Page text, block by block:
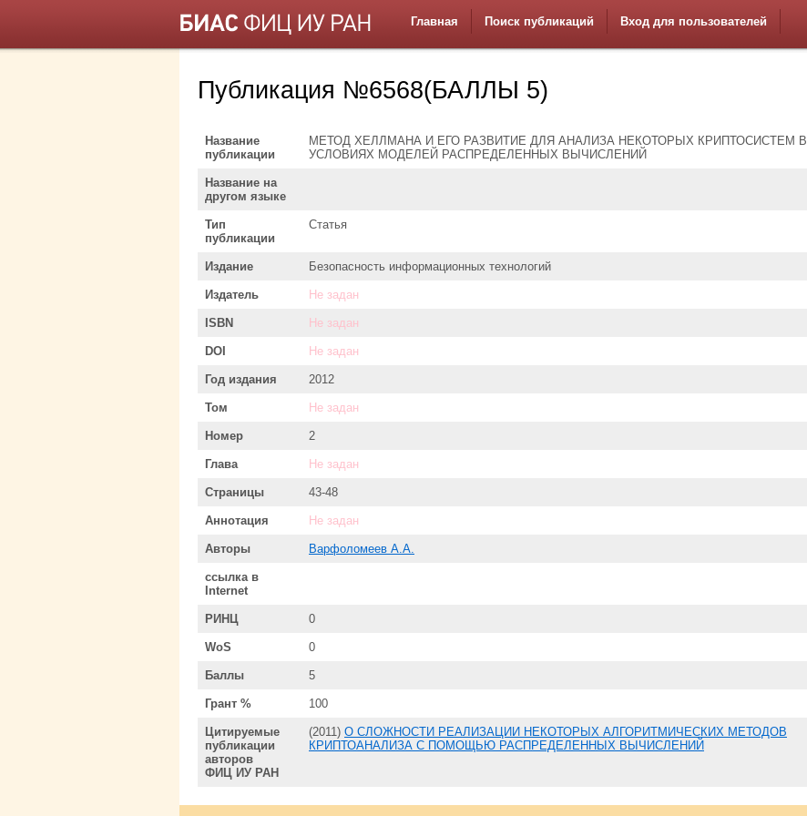
Главная Поиск публикаций Вход для пользователей
Публикация №6568(БАЛЛЫ 5)
Название
публикации
МЕТОД ХЕЛЛМАНА И ЕГО РАЗВИТИЕ ДЛЯ АНАЛИЗА НЕКОТОРЫХ КРИПТОСИСТЕМ В
УСЛОВИЯХ МОДЕЛЕЙ РАСПРЕДЕЛЕННЫХ ВЫЧИСЛЕНИЙ
Название на
другом языке
Тип
публикации
Статья
Издание Безопасность информационных технологий
Издатель Не задан
ISBN Не задан
DOI Не задан
Год издания 2012
Том Не задан
Номер 2
Глава Не задан
Страницы 43-48
Аннотация Не задан
Авторы Варфоломеев А.А.
ссылка в
Internet
РИНЦ 0
WoS 0
Баллы 5
Грант % 100
Цитируемые
публикации
авторов
ФИЦ ИУ РАН
(2011) О СЛОЖНОСТИ РЕАЛИЗАЦИИ НЕКОТОРЫХ АЛГОРИТМИЧЕСКИХ МЕТОДОВ
КРИПТОАНАЛИЗА С ПОМОЩЬЮ РАСПРЕДЕЛЕННЫХ ВЫЧИСЛЕНИЙ